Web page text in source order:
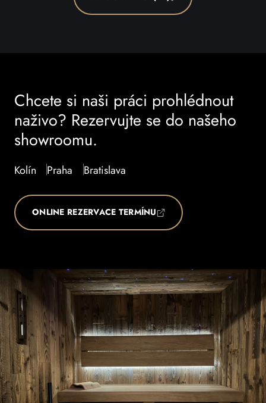
Chcete si naši práci prohlédnout
naživo? Rezervujte se do našeho
showroomu.
Kolín Praha Bratislava
ONLINE REZERVACE TERMÍNU